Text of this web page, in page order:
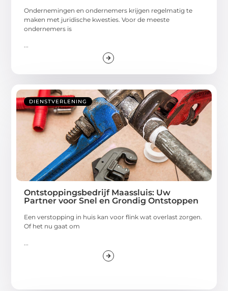
Ondernemingen en ondernemers krijgen regelmatig te
maken met juridische kwesties. Voor de meeste
ondernemers is
...
DIENSTVERLENING
Ontstoppingsbedrijf Maassluis: Uw
Partner voor Snel en Grondig Ontstoppen
Een verstopping in huis kan voor flink wat overlast zorgen.
Of het nu gaat om